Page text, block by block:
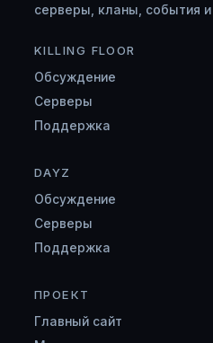
серверы, кланы, события
KILLING FLOOR
Обсуждение
Серверы
Поддержка
DAYZ
Обсуждение
Серверы
Поддержка
ПРОЕКТ
Главный сайт